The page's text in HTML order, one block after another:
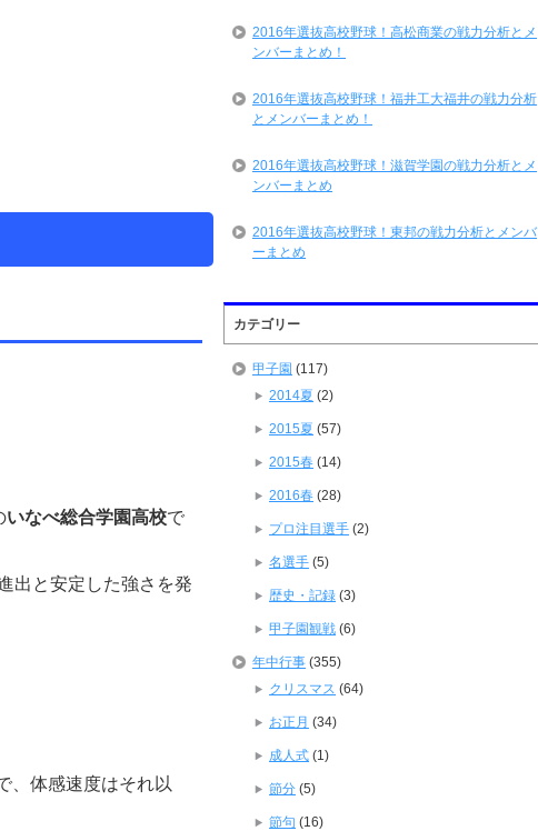
いなべ総合学園高校で
出と安定した強さを発
、体感速度はそれ以
2016年選抜高校野球！高松商業の戦力分析とメ
ンバーまとめ！
2016年選抜高校野球！福井工大福井の戦力分析
とメンバーまとめ！
2016年選抜高校野球！滋賀学園の戦力分析とメ
ンバーまとめ
2016年選抜高校野球！東邦の戦力分析とメンバ
ーまとめ
カテゴリー
甲子園 (117)
2014夏 (2)
2015夏 (57)
2015春 (14)
2016春 (28)
プロ注目選手 (2)
名選手 (5)
歴史・記録 (3)
甲子園観戦 (6)
年中行事 (355)
クリスマス (64)
お正月 (34)
成人式 (1)
節分 (5)
節句 (16)